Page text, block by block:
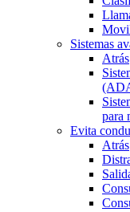
Sistemas
Atrás
para
Evita
Atrás